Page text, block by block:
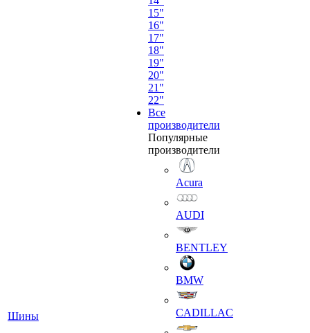
Шины
15"
16"
17"
18"
19"
20"
21"
22"
Все
производители
Популярные
производители
Acura
AUDI
BENTLEY
BMW
CADILLAC